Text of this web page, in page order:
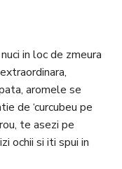
in loc de zmeura
aromele se
de ‘curcubeu pe
te asezi pe
ochii si iti spui in